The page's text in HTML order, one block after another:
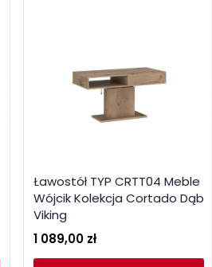
Ławostół TYP CRTT04 Meble
Wójcik Kolekcja Cortado Dąb
Viking
1 089,00 zł